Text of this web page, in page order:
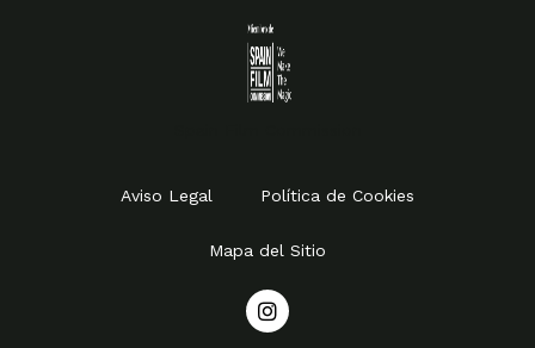
Aviso Legal Política de Cookies
Mapa del Sitio
I
n